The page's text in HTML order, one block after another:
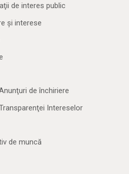
de interes public
și interese
de închiriere
Intereselor
de muncă